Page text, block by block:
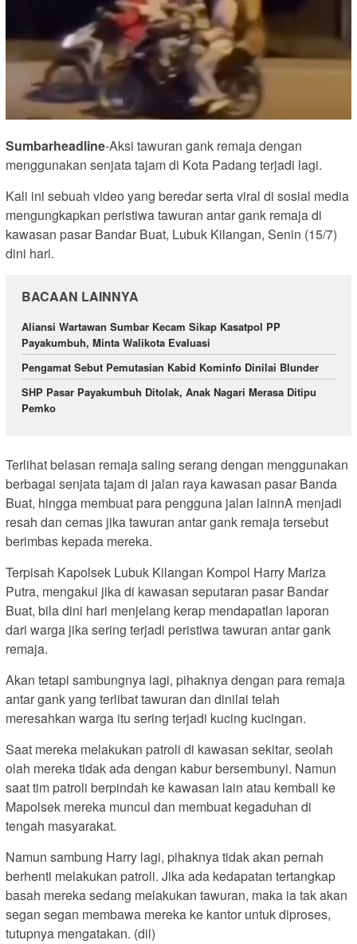
Sumbarheadline-Aksi tawuran gank remaja dengan
menggunakan senjata tajam di Kota Padang terjadi lagi.
Kali ini sebuah video yang beredar serta viral di sosial media
mengungkapkan peristiwa tawuran antar gank remaja di
kawasan pasar Bandar Buat, Lubuk Kilangan, Senin (15/7)
dini hari.
BACAAN LAINNYA
Aliansi Wartawan Sumbar Kecam Sikap Kasatpol PP
Payakumbuh, Minta Walikota Evaluasi
Pengamat Sebut Pemutasian Kabid Kominfo Dinilai Blunder
SHP Pasar Payakumbuh Ditolak, Anak Nagari Merasa Ditipu
Pemko
Terlihat belasan remaja saling serang dengan menggunakan
berbagai senjata tajam di jalan raya kawasan pasar Banda
Buat, hingga membuat para pengguna jalan lainnA menjadi
resah dan cemas jika tawuran antar gank remaja tersebut
berimbas kepada mereka.
Terpisah Kapolsek Lubuk Kilangan Kompol Harry Mariza
Putra, mengakui jika di kawasan seputaran pasar Bandar
Buat, bila dini hari menjelang kerap mendapatlan laporan
dari warga jika sering terjadi peristiwa tawuran antar gank
remaja.
Akan tetapi sambungnya lagi, pihaknya dengan para remaja
antar gank yang terlibat tawuran dan dinilai telah
meresahkan warga itu sering terjadi kucing kucingan.
Saat mereka melakukan patroli di kawasan sekitar, seolah
olah mereka tidak ada dengan kabur bersembunyi. Namun
saat tim patroli berpindah ke kawasan lain atau kembali ke
Mapolsek mereka muncul dan membuat kegaduhan di
tengah masyarakat.
Namun sambung Harry lagi, pihaknya tidak akan pernah
berhenti melakukan patroli. Jika ada kedapatan tertangkap
basah mereka sedang melakukan tawuran, maka ia tak akan
segan segan membawa mereka ke kantor untuk diproses,
tutupnya mengatakan. (dil)